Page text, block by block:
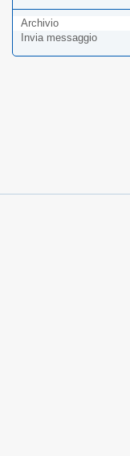
Archivio
Invia messaggio